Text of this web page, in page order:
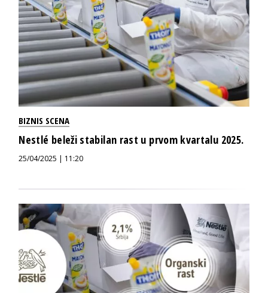
BIZNIS SCENA
Nestlé beleži stabilan rast u prvom kvartalu 2025.
25/04/2025 | 11:20